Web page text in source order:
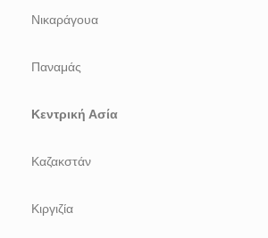
Νικαράγουα
Παναμάς
Κεντρική Ασία
Καζακστάν
Κιργιζία